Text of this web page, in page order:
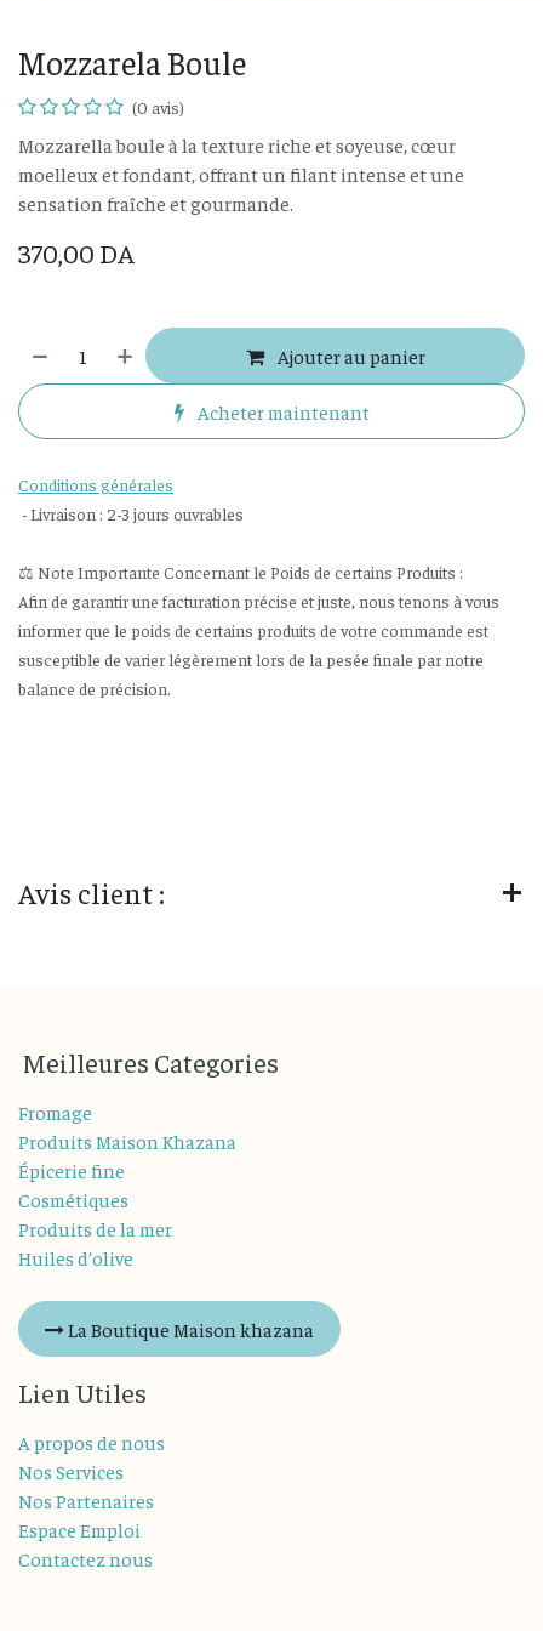
Mozzarela Boule
(0 avis)
Mozzarella boule à la texture riche et soyeuse, cœur
moelleux et fondant, offrant un filant intense et une
sensation fraîche et gourmande.
370,00 DA
Ajouter au panier
Acheter maintenant
Conditions générales
- Livraison : 2-3 jours ouvrables
⚖️ Note Importante Concernant le Poids de certains Produits :
Afin de garantir une facturation précise et juste, nous tenons à vous
informer que le poids de certains produits de votre commande est
susceptible de varier légèrement lors de la pesée finale par notre
balance de précision.
Avis client :
Meilleures Categories
Fromage
Produits Maison Khazana
Épicerie fine
Cosmétiques
Produits de la mer
Huiles d'olive
La Boutique Maison khazana
Lien Utiles
A propos de nous
Nos Services
Nos Partenaires
Espace Emploi
Contactez nous